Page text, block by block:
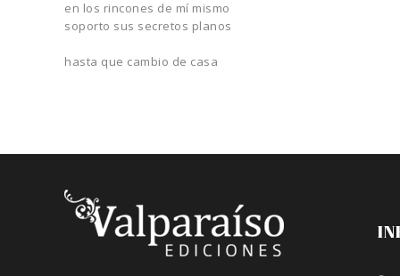
en los rincones de mí mismo
soporto sus secretos planos
hasta que cambio de casa